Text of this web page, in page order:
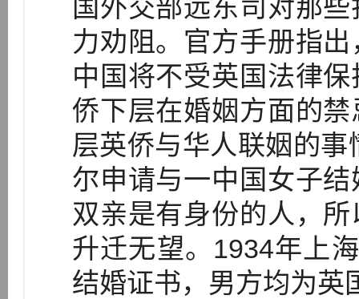
国外交部远东司对那
力劝阻。官方手册指
中国将不受英国法律
侨下层在婚姻方面的
层英侨与华人联姻的
尔申请与一中国女子
双亲是有身份的人，
升迁无望。1934年上
结婚证书，男方均为英